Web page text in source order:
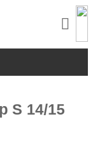
S 14/15